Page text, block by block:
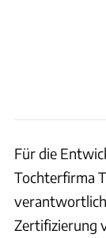
Für die
Tochterfirma
Zertifizierung